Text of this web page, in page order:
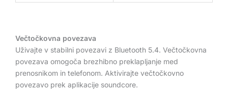
Večtočkovna povezava
Uživajte v stabilni povezavi z Bluetooth 5.4. Večtočkovna
povezava omogoča brezhibno preklapljanje med
prenosnikom in telefonom. Aktivirajte večtočkovno
povezavo prek aplikacije soundcore.